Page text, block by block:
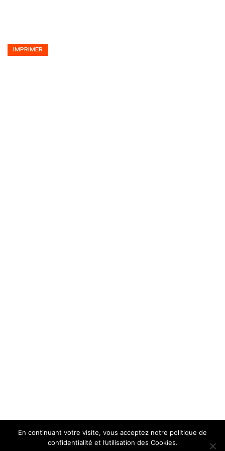
IMPRIMER
En continuant votre visite, vous acceptez notre politique de
confidentialité et l’utilisation des Cookies.